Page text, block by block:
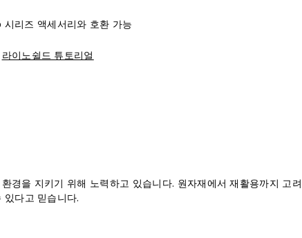
리즈 액세서리와 호환 가능
라이노쉴드 튜토리얼
경을 지키기 위해 노력하고 있습니다. 원자재에서 재활용까지
다고 믿습니다.